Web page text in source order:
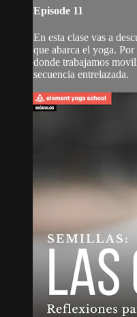
Episode 11
En esta clase vas a
que abarca el yoga.
donde trabajamos
secuencia entrelazada.